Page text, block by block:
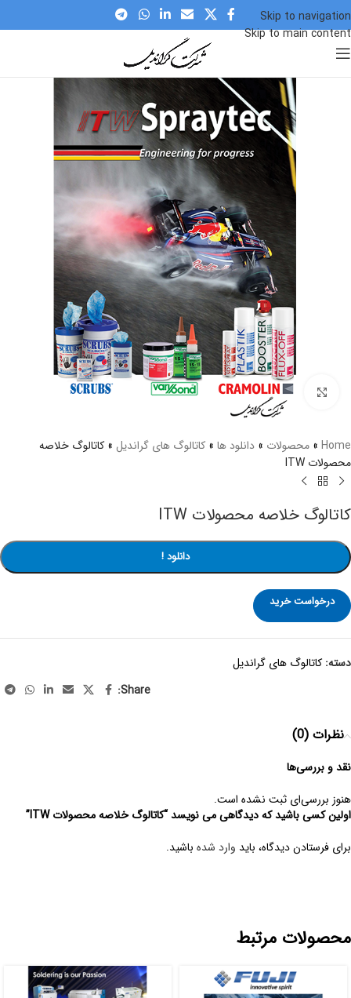
Skip to navigation
Skip to main content
برای بزرگنمایی کلیک کنید
Home
» محصولات » دانلود ها » کاتالوگ های گراندیل » کاتالوگ خلاصه
محصولات ITW
کاتالوگ خلاصه محصولات ITW
دانلود !
درخواست خرید
دسته: کاتالوگ های گراندیل
Share:
نظرات (0)
نقد و بررسی‌ها
هنوز بررسی‌ای ثبت نشده است.
اولین کسی باشید که دیدگاهی می نویسد “کاتالوگ خلاصه محصولات ITW”
برای فرستادن دیدگاه، باید وارد شده باشید.
محصولات مرتبط